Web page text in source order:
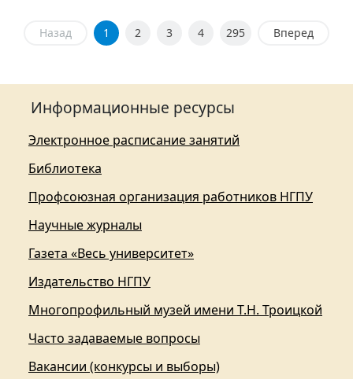
Назад 1 2 3 4 295 Вперед
Информационные ресурсы
Электронное расписание занятий
Библиотека
Профсоюзная организация работников НГПУ
Научные журналы
Газета «Весь университет»
Издательство НГПУ
Многопрофильный музей имени Т.Н. Троицкой
Часто задаваемые вопросы
Вакансии (конкурсы и выборы)